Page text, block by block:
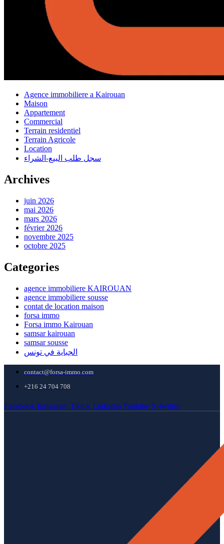
Agence immobiliere a Kairouan
Maison
Appartement
Commercial
Terrain residentiel
Terrain Agricole
Location
سجل طلب البيع-الشراء
Archives
juin 2026
mai 2026
mars 2026
février 2026
novembre 2025
octobre 2025
Categories
agence immobiliere KAIROUAN
agence immobiliere sousse
contat de location maison
forsa immo
Forsa immo Kairouan
samsar kairouan
samsar sousse
الجباية في تونس
contact@forsa-immo.com
+216 24 704 708
Facebook Instagram Tiktok Linkedin Youtube X-twitter